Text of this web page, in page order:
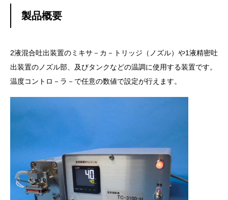
製品概要
2液混合吐出装置のミキサ－カ－トリッジ（ノズル）や1液精密吐
出装置のノズル部、及びタンクなどの温調に使用する装置です。
温度コントロ－ラ－で任意の数値で設定が行えます。